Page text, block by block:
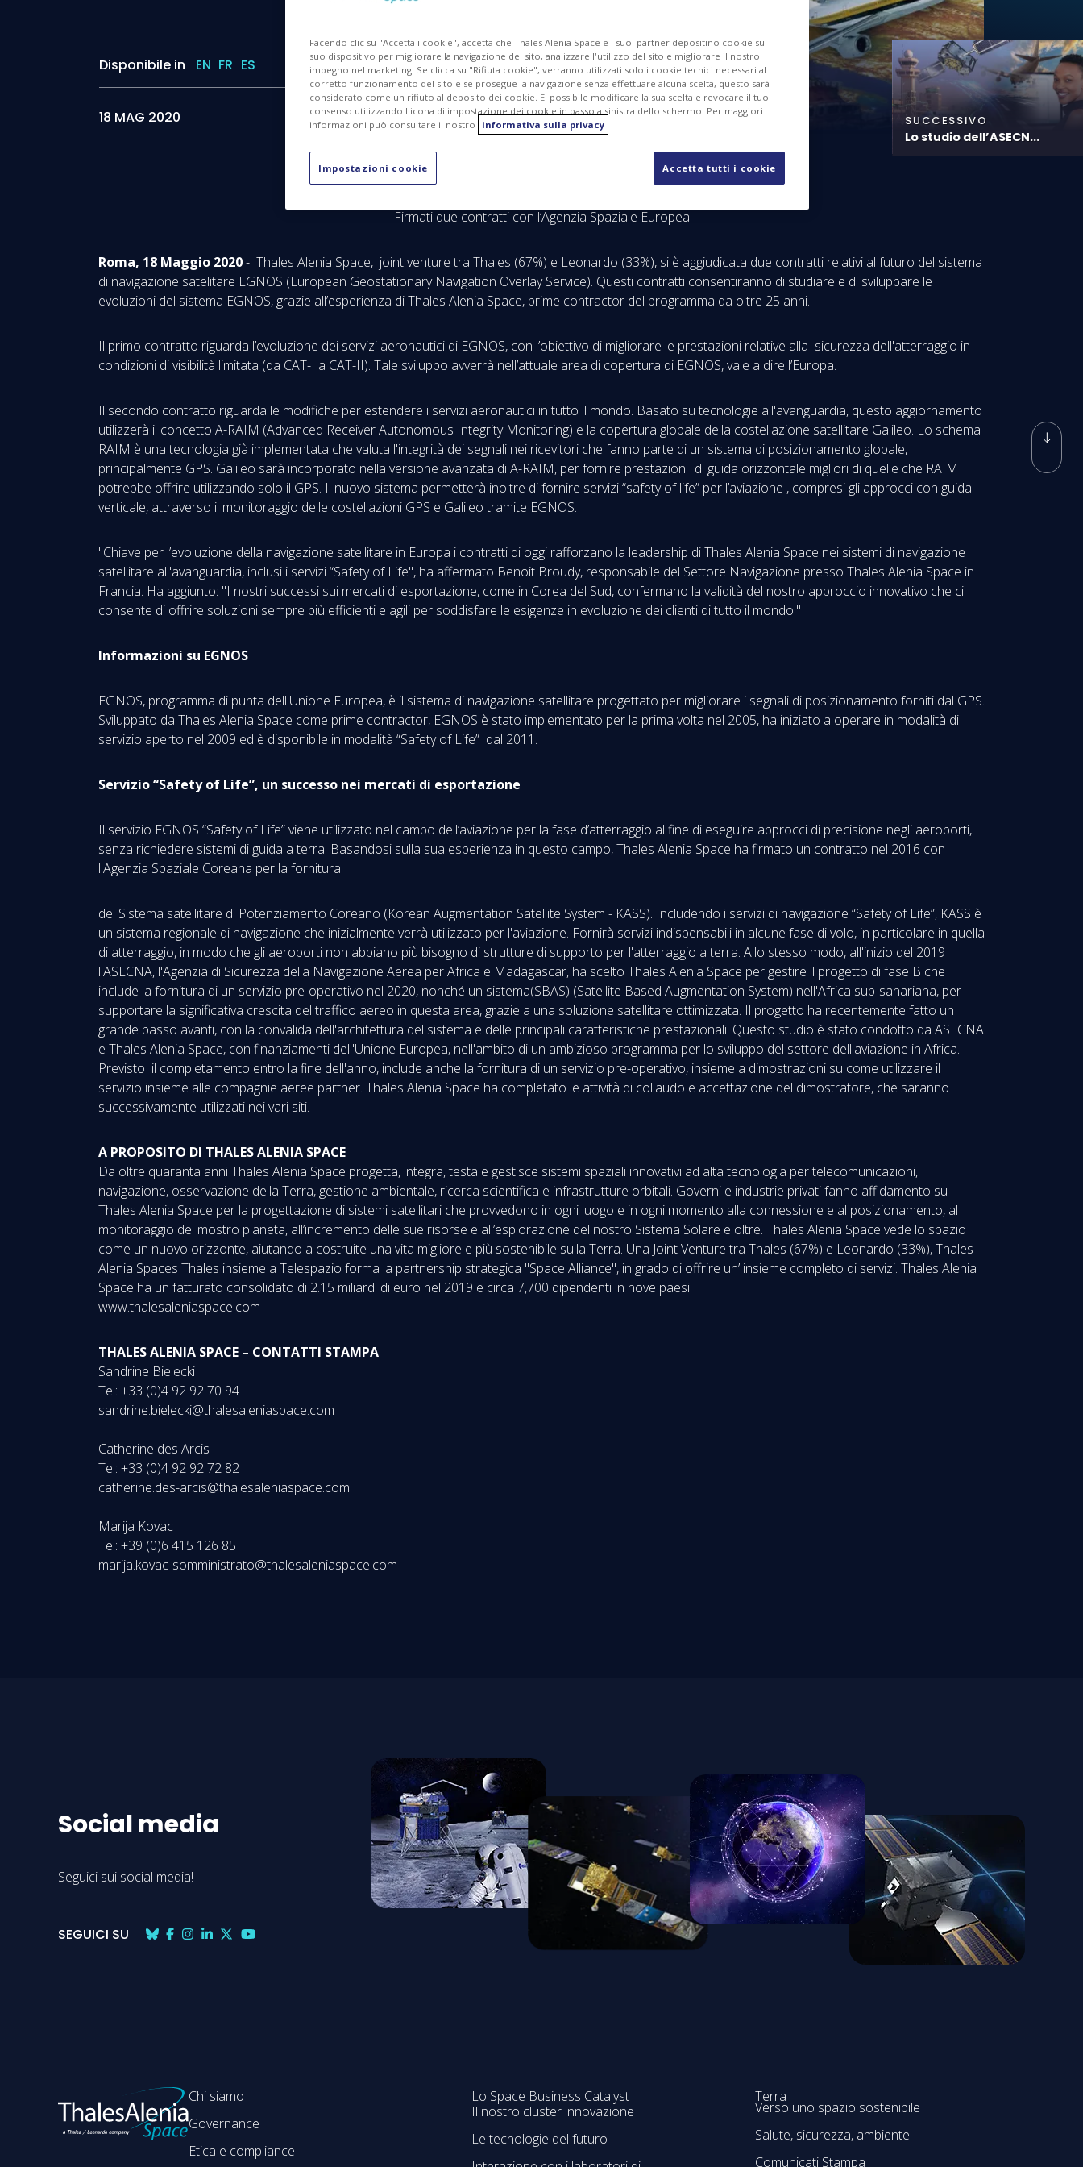
Disponibile in EN FR ES
18 MAG 2020 SUCCESSIVO
Lo studio dell’ASECN...
Firmati due contratti con l’Agenzia Spaziale Europea
Roma, 18 Maggio 2020- Thales Alenia Space, joint venture tra Thales (67%) e Leonardo (33%), si è aggiudicata due contratti relativi al futuro del sistema
di navigazione satelitare EGNOS (European Geostationary Navigation Overlay Service). Questi contratti consentiranno di studiare e di sviluppare le
evoluzioni del sistema EGNOS, grazie all’esperienza di Thales Alenia Space, prime contractor del programma da oltre 25 anni.
Il primo contratto riguarda l’evoluzione dei servizi aeronautici di EGNOS, con l’obiettivo di migliorare le prestazioni relative alla sicurezza dell'atterraggio in
condizioni di visibilità limitata (da CAT-I a CAT-II). Tale sviluppo avverrà nell’attuale area di copertura di EGNOS, vale a dire l’Europa.
Il secondo contratto riguarda le modifiche per estendere i servizi aeronautici in tutto il mondo. Basato su tecnologie all'avanguardia, questo aggiornamento
utilizzerà il concetto A-RAIM (Advanced Receiver Autonomous Integrity Monitoring) e la copertura globale della costellazione satellitare Galileo. Lo schema
RAIM è una tecnologia già implementata che valuta l'integrità dei segnali nei ricevitori che fanno parte di un sistema di posizionamento globale,
principalmente GPS. Galileo sarà incorporato nella versione avanzata di A-RAIM, per fornire prestazioni di guida orizzontale migliori di quelle che RAIM
potrebbe offrire utilizzando solo il GPS. Il nuovo sistema permetterà inoltre di fornire servizi “safety of life” per l’aviazione , compresi gli approcci con guida
verticale, attraverso il monitoraggio delle costellazioni GPS e Galileo tramite EGNOS.
"Chiave per l’evoluzione della navigazione satellitare in Europa i contratti di oggi rafforzano la leadership di Thales Alenia Space nei sistemi di navigazione
satellitare all'avanguardia, inclusi i servizi “Safety of Life", ha affermato Benoit Broudy, responsabile del Settore Navigazione presso Thales Alenia Space in
Francia. Ha aggiunto: "I nostri successi sui mercati di esportazione, come in Corea del Sud, confermano la validità del nostro approccio innovativo che ci
consente di offrire soluzioni sempre più efficienti e agili per soddisfare le esigenze in evoluzione dei clienti di tutto il mondo."
Informazioni su EGNOS
EGNOS, programma di punta dell'Unione Europea, è il sistema di navigazione satellitare progettato per migliorare i segnali di posizionamento forniti dal GPS.
Sviluppato da Thales Alenia Space come prime contractor, EGNOS è stato implementato per la prima volta nel 2005, ha iniziato a operare in modalità di
servizio aperto nel 2009 ed è disponibile in modalità “Safety of Life” dal 2011.
Servizio “Safety of Life”, un successo nei mercati di esportazione
Il servizio EGNOS “Safety of Life” viene utilizzato nel campo dell’aviazione per la fase d’atterraggio al fine di eseguire approcci di precisione negli aeroporti,
senza richiedere sistemi di guida a terra. Basandosi sulla sua esperienza in questo campo, Thales Alenia Space ha firmato un contratto nel 2016 con
l'Agenzia Spaziale Coreana per la fornitura
del Sistema satellitare di Potenziamento Coreano (Korean Augmentation Satellite System - KASS). Includendo i servizi di navigazione “Safety of Life”, KASS è
un sistema regionale di navigazione che inizialmente verrà utilizzato per l'aviazione. Fornirà servizi indispensabili in alcune fase di volo, in particolare in quella
di atterraggio, in modo che gli aeroporti non abbiano più bisogno di strutture di supporto per l'atterraggio a terra. Allo stesso modo, all'inizio del 2019
l'ASECNA, l'Agenzia di Sicurezza della Navigazione Aerea per Africa e Madagascar, ha scelto Thales Alenia Space per gestire il progetto di fase B che
include la fornitura di un servizio pre-operativo nel 2020, nonché un sistema(SBAS) (Satellite Based Augmentation System) nell'Africa sub-sahariana, per
supportare la significativa crescita del traffico aereo in questa area, grazie a una soluzione satellitare ottimizzata. Il progetto ha recentemente fatto un
grande passo avanti, con la convalida dell'architettura del sistema e delle principali caratteristiche prestazionali. Questo studio è stato condotto da ASECNA
e Thales Alenia Space, con finanziamenti dell'Unione Europea, nell'ambito di un ambizioso programma per lo sviluppo del settore dell'aviazione in Africa.
Previsto il completamento entro la fine dell'anno, include anche la fornitura di un servizio pre-operativo, insieme a dimostrazioni su come utilizzare il
servizio insieme alle compagnie aeree partner. Thales Alenia Space ha completato le attività di collaudo e accettazione del dimostratore, che saranno
successivamente utilizzati nei vari siti.
A PROPOSITO DI THALES ALENIA SPACE
Da oltre quaranta anni Thales Alenia Space progetta, integra, testa e gestisce sistemi spaziali innovativi ad alta tecnologia per telecomunicazioni,
navigazione, osservazione della Terra, gestione ambientale, ricerca scientifica e infrastrutture orbitali. Governi e industrie privati fanno affidamento su
Thales Alenia Space per la progettazione di sistemi satellitari che provvedono in ogni luogo e in ogni momento alla connessione e al posizionamento, al
monitoraggio del mostro pianeta, all’incremento delle sue risorse e all’esplorazione del nostro Sistema Solare e oltre. Thales Alenia Space vede lo spazio
come un nuovo orizzonte, aiutando a costruite una vita migliore e più sostenibile sulla Terra. Una Joint Venture tra Thales (67%) e Leonardo (33%), Thales
Alenia Spaces Thales insieme a Telespazio forma la partnership strategica "Space Alliance", in grado di offrire un’ insieme completo di servizi. Thales Alenia
Space ha un fatturato consolidato di 2.15 miliardi di euro nel 2019 e circa 7,700 dipendenti in nove paesi.
www.thalesaleniaspace.com
THALES ALENIA SPACE – CONTATTI STAMPA
Sandrine Bielecki
Tel: +33 (0)4 92 92 70 94
sandrine.bielecki@thalesaleniaspace.com
Catherine des Arcis
Tel: +33 (0)4 92 92 72 82
catherine.des-arcis@thalesaleniaspace.com
Marija Kovac
Tel: +39 (0)6 415 126 85
marija.kovac-somministrato@thalesaleniaspace.com
Social media
Seguici sui social media!
SEGUICI SU
Chi siamo
Governance
Etica e compliance
Lo Space Business Catalyst
Il nostro cluster innovazione
Le tecnologie del futuro
Terra
Verso uno spazio sostenibile
Salute, sicurezza, ambiente
Comunicati Stampa
Facendo clic su "Accetta i cookie", accetta che Thales Alenia Space e i suoi partner depositino cookie sul
suo dispositivo per migliorare la navigazione del sito, analizzare l'utilizzo del sito e migliorare il nostro
impegno nel marketing. Se clicca su "Rifiuta cookie", verranno utilizzati solo i cookie tecnici necessari al
corretto funzionamento del sito e se prosegue la navigazione senza effettuare alcuna scelta, questo sarà
considerato come un rifiuto al deposito dei cookie. E' possibile modificare la sua scelta e revocare il tuo
consenso utilizzando l'icona di impostazione dei cookie in basso a sinistra dello schermo. Per maggiori
informazioni può consultare il nostro
informativa sulla privacy
Impostazioni cookie Accetta tutti i cookie